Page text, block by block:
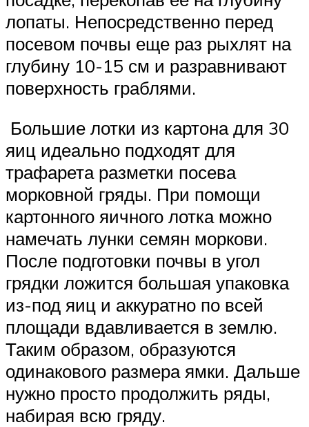
лопаты. Непосредственно перед
посевом почвы еще раз рыхлят на
глубину 10-15 см и разравнивают
поверхность граблями.
Большие лотки из картона для 30
яиц идеально подходят для
трафарета разметки посева
морковной гряды. При помощи
картонного яичного лотка можно
намечать лунки семян моркови.
После подготовки почвы в угол
грядки ложится большая упаковка
из-под яиц и аккуратно по всей
площади вдавливается в землю.
Таким образом, образуются
одинакового размера ямки. Дальше
нужно просто продолжить ряды,
набирая всю гряду.